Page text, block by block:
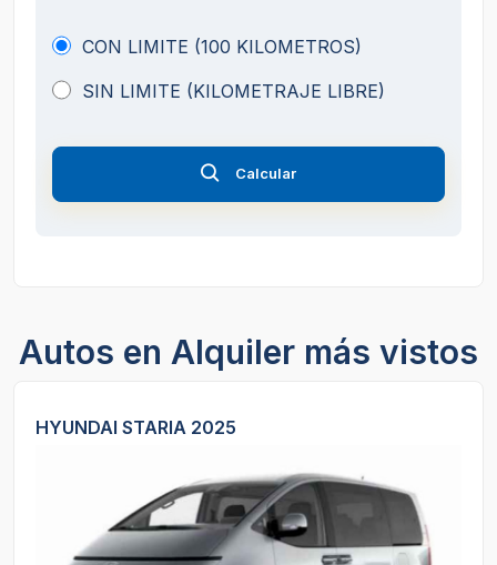
CON LIMITE (100 KILOMETROS)
SIN LIMITE (KILOMETRAJE LIBRE)
Calcular
Autos en Alquiler más vistos
HYUNDAI STARIA 2025